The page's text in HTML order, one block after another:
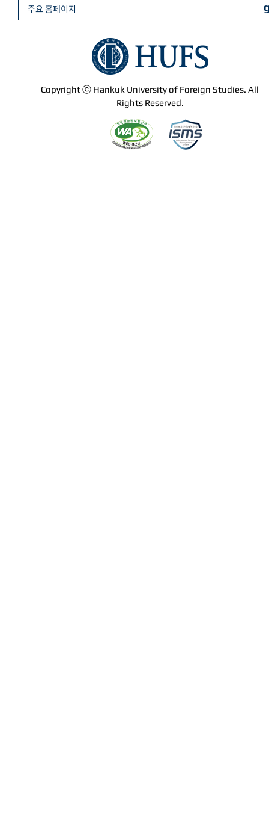
Copyright ⓒ Hankuk University of Foreign Studies. All
Rights Reserved.
주요 홈페이지